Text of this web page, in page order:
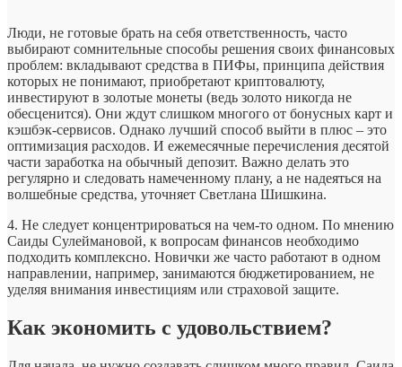
Люди, не готовые брать на себя ответственность, часто
выбирают сомнительные способы решения своих финансовых
проблем: вкладывают средства в ПИФы, принципа действия
которых не понимают, приобретают криптовалюту,
инвестируют в золотые монеты (ведь золото никогда не
обесценится). Они ждут слишком многого от бонусных карт и
кэшбэк-сервисов. Однако лучший способ выйти в плюс – это
оптимизация расходов. И ежемесячные перечисления десятой
части заработка на обычный депозит. Важно делать это
регулярно и следовать намеченному плану, а не надеяться на
волшебные средства, уточняет Светлана Шишкина.
4. Не следует концентрироваться на чем-то одном. По мнению
Саиды Сулеймановой, к вопросам финансов необходимо
подходить комплексно. Новички же часто работают в одном
направлении, например, занимаются бюджетированием, не
уделяя внимания инвестициям или страховой защите.
Как экономить с удовольствием?